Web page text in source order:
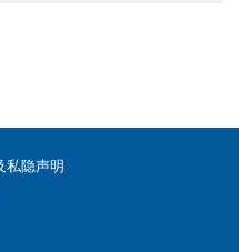
私隐声明